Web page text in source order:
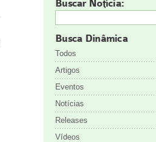
Buscar Notícia:
Busca Dinâmica
Todos
Artigos
Eventos
Notícias
Releases
Vídeos